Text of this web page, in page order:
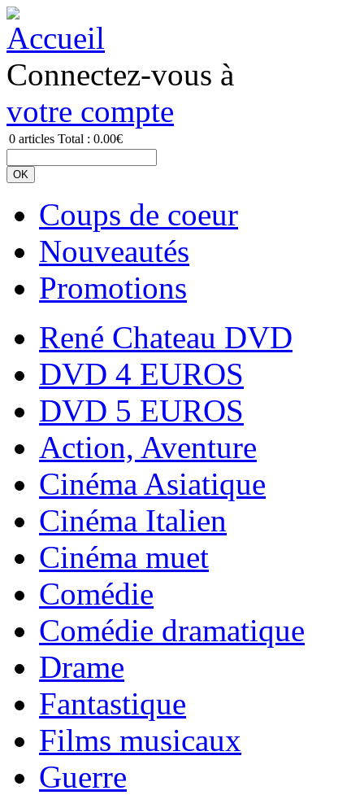
Connectez-vous à
votre compte
0 articles Total : 0.00€
Coups de coeur
Nouveautés
Promotions
René Chateau DVD
DVD 4 EUROS
DVD 5 EUROS
Action, Aventure
Cinéma Asiatique
Cinéma Italien
Cinéma muet
Comédie
Comédie dramatique
Drame
Fantastique
Films musicaux
Guerre